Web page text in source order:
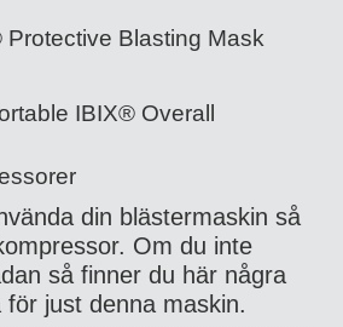
Protective Blasting Mask
IBIX® Overall
din blästermaskin så
Om du inte
så finner du här några
just denna maskin.